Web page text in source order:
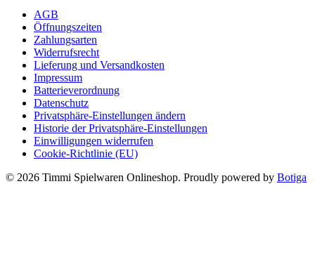
AGB
Öffnungszeiten
Zahlungsarten
Widerrufsrecht
Lieferung und Versandkosten
Impressum
Batterieverordnung
Datenschutz
Privatsphäre-Einstellungen ändern
Historie der Privatsphäre-Einstellungen
Einwilligungen widerrufen
Cookie-Richtlinie (EU)
© 2026 Timmi Spielwaren Onlineshop. Proudly powered by Botiga